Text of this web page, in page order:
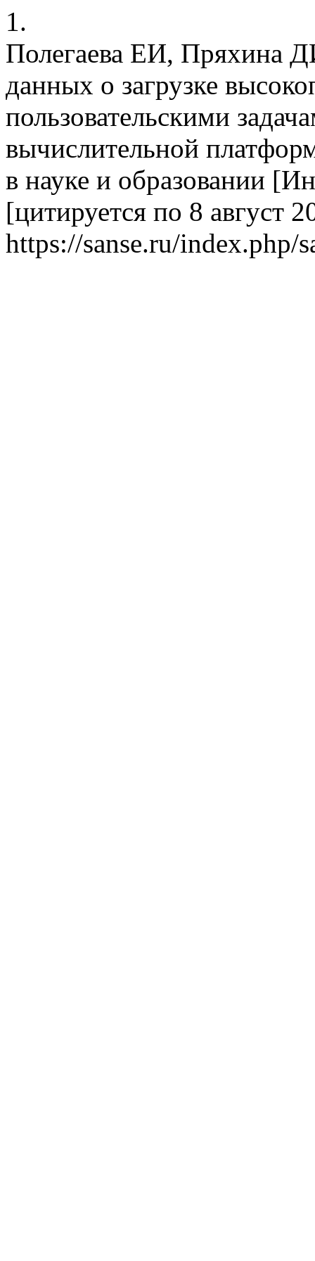
1.
Полегаева ЕИ, Пряхина
данных о загрузке
пользовательскими
вычислительной
в науке и образовании
[цитируется по 8 август
https://sanse.ru/index.php/